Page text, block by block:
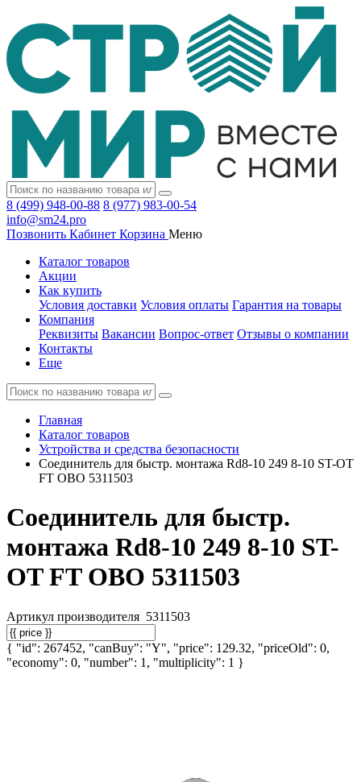
8 (499) 948-00-88 8 (977) 983-00-54
info@sm24.pro
Позвонить Кабинет Корзина Меню
Каталог товаров
Акции
Как купить
Условия доставки Условия оплаты Гарантия на товары
Компания
Реквизиты Вакансии Вопрос-ответ Отзывы о компании
Контакты
Еще
Главная
Каталог товаров
Устройства и средства безопасности
Соединитель для быстр. монтажа Rd8-10 249 8-10 ST-OT
FT OBO 5311503
Соединитель для быстр.
монтажа Rd8-10 249 8-10 ST-
OT FT OBO 5311503
Артикул производителя 5311503
{ "id": 267452, "canBuy": "Y", "price": 129.32, "priceOld": 0,
"economy": 0, "number": 1, "multiplicity": 1 }